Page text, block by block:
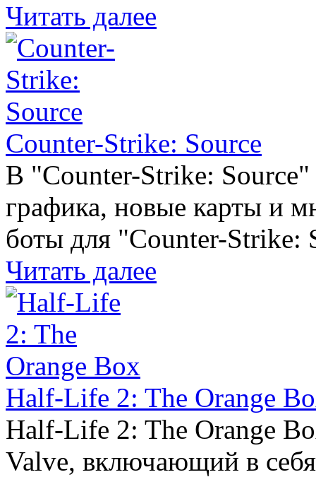
Читать далее
Counter-Strike: Source
В "Counter-Strike:
графика, новые карты и
боты для "Counter-Strike:
Читать далее
Half-Life 2: The Orange
Half-Life 2: The Orange
Valve, включающий в